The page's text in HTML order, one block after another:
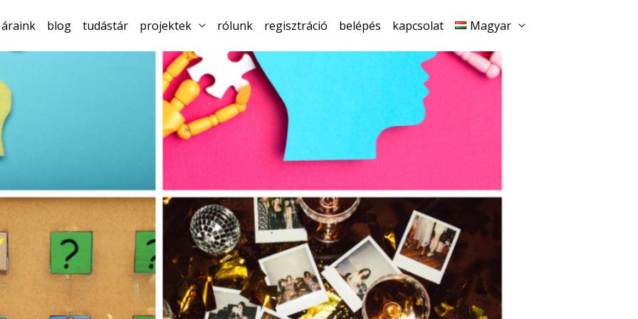
áraink blog tudástár projektek rólunk regisztráció belépés kapcsolat Magyar